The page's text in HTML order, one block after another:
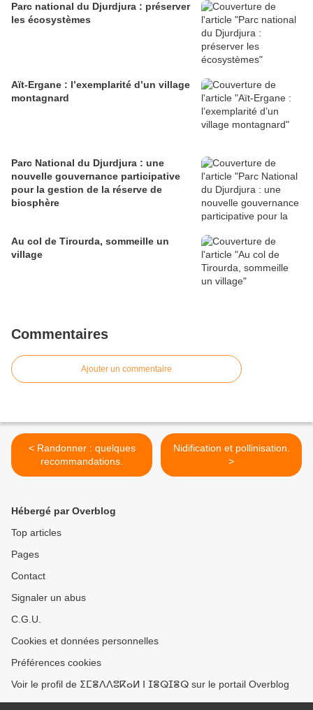
Parc national du Djurdjura : préserver
les écosystèmes
Aït-Ergane : l’exemplarité d’un village
montagnard
Parc National du Djurdjura : une
nouvelle gouvernance participative
pour la gestion de la réserve de
biosphère
Au col de Tirourda, sommeille un
village
Commentaires
Ajouter un commentaire
< Randonner : quelques
recommandations.
Nidification et pollinisation.
>
Hébergé par Overblog
Top articles
Pages
Contact
Signaler un abus
C.G.U.
Cookies et données personnelles
Préférences cookies
Voir le profil de ⵉⵎⴻⴷⴷⵓⴽⴰⵍ ⵏ ⵊⴻⵕⵊⴻⵕ sur le portail Overblog